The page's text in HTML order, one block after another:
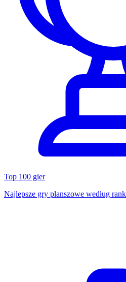
Top 100 gier
Najlepsze gry planszowe według